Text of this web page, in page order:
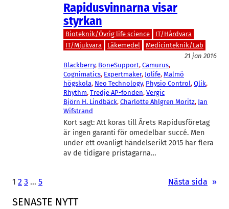
SENASTE NYTT
Rapidusvinnarna visar
styrkan
Bioteknik/Övrig life science
IT/Hårdvara
IT/Mjukvara
Läkemedel
Medicinteknik/Lab
21 jan 2016
Blackberry, BoneSupport, Camurus
Cognimatics, Expertmaker, Jolife, Malmö
högskola, Neo Technology, Physio Control, Qlik
Rhythm, Tredje AP-fonden, Vergic
Björn H. Lindbäck, Charlotte Ahlgren Moritz, Jan
Wifstrand
Kort sagt: Att koras till Årets Rapidusföretag
är ingen garanti för omedelbar succé. Men
under ett ovanligt händelserikt 2015 har flera
av de tidigare pristagarna…
1 2 3 … 5 Nästa sida »